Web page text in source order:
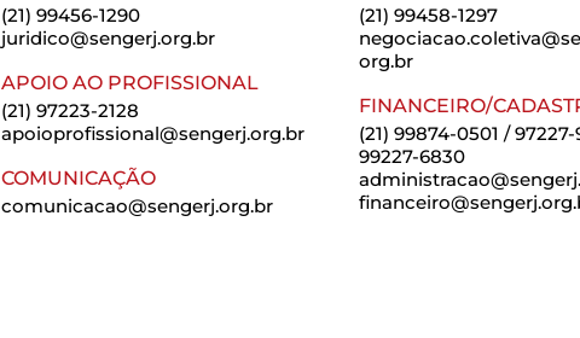
(21) 99456-1290
juridico@sengerj.org.br
APOIO AO PROFISSIONAL
(21) 97223-2128
apoioprofissional@sengerj.org.br
COMUNICAÇÃO
comunicacao@sengerj.org.br
(21) 99458-1297
org.br
FINANCEIRO/
(21) 99874-0501 / 97227-
99227-6830